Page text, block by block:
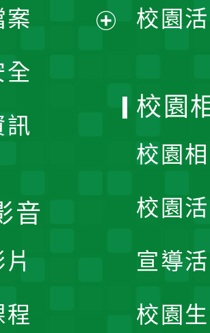
單
案
全
訊
校園
校園
校園
校園
宣導
校園
音
程